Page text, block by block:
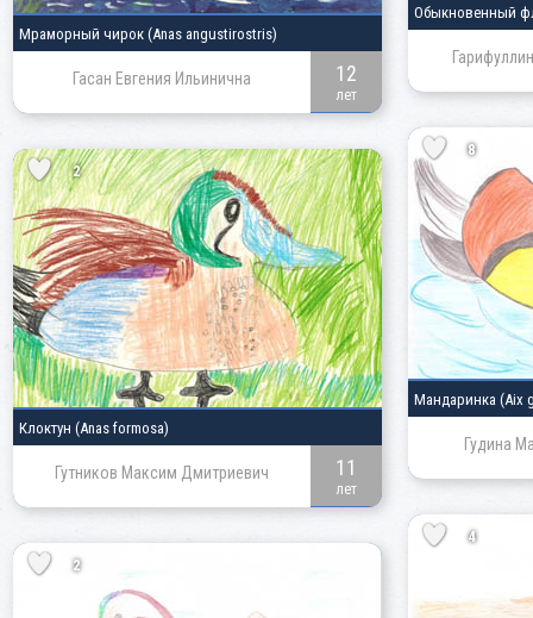
Обыкновенный
Мраморный чирок (Anas angustirostris)
Гасан Евгения Ильинична 12
лет
8
Мандаринка (Aix
Гудина
2
Клоктун (Anas formosa)
Гутников Максим Дмитриевич 11
лет
4
2